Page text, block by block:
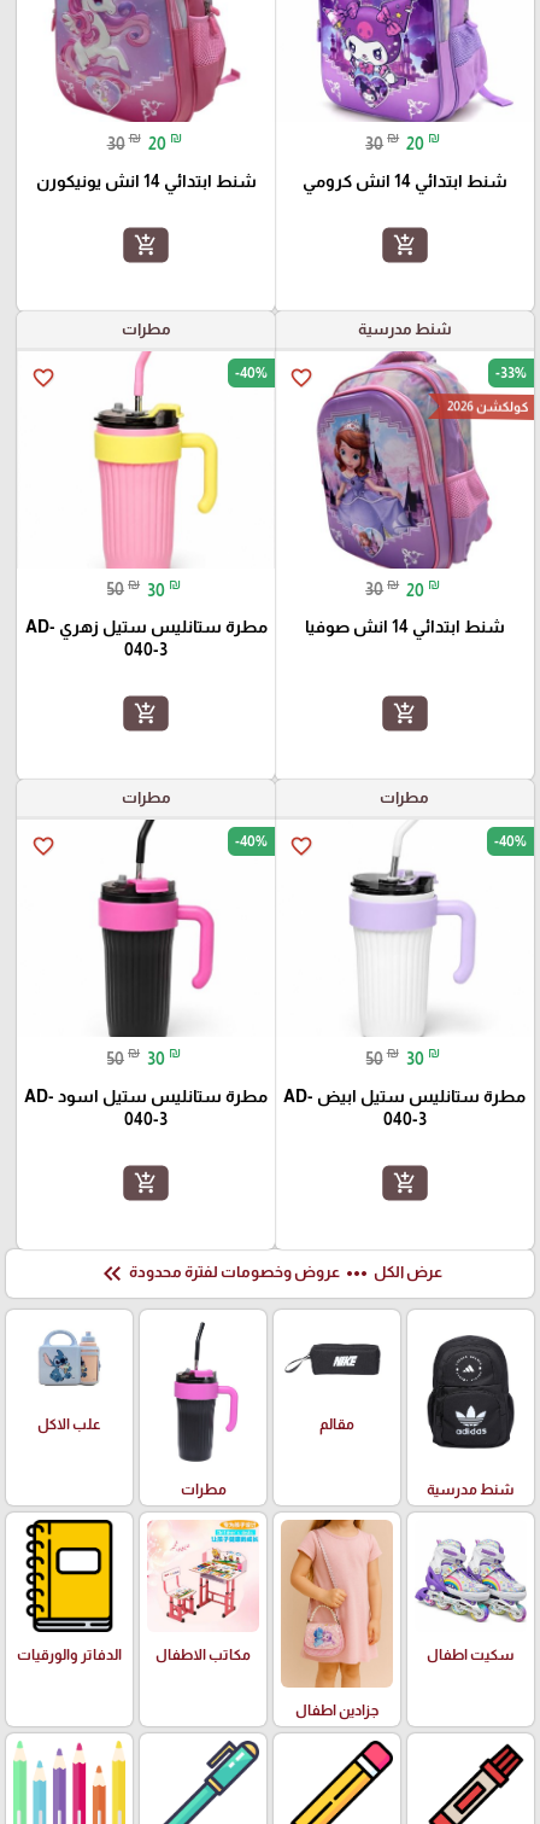
30 ₪ 20 ₪
شنط ابتدائي 14 انش كرومي
add_shopping_cart
30 ₪ 20 ₪
شنط ابتدائي 14 انش يونيكورن
add_shopping_cart
شنط مدرسية
favorite_border -33%
كولكشن 2026
30 ₪ 20 ₪
شنط ابتدائي 14 انش صوفيا
add_shopping_cart
مطرات
favorite_border -40%
50 ₪ 30 ₪
مطرة ستانليس ستيل زهري AD-
040-3
add_shopping_cart
مطرات
favorite_border -40%
50 ₪ 30 ₪
مطرة ستانليس ستيل ابيض AD-
040-3
add_shopping_cart
مطرات
favorite_border -40%
50 ₪ 30 ₪
مطرة ستانليس ستيل اسود AD-
040-3
add_shopping_cart
عرض الكل more_horiz عروض وخصومات لفترة محدودة keyboard_double_arrow_left
شنط مدرسية
مقالم
مطرات
علب الاكل
سكيت اطفال
جزادين اطفال
مكاتب الاطفال الدفاتر والورقيات